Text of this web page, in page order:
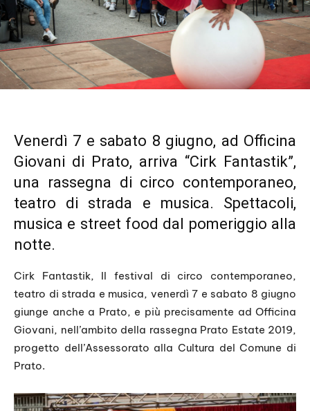
Venerdì 7 e sabato 8 giugno, ad Officina
Giovani di Prato, arriva “Cirk Fantastik”,
una rassegna di circo contemporaneo,
teatro di strada e musica. Spettacoli,
musica e street food dal pomeriggio alla
notte.
Cirk Fantastik, Il festival di circo contemporaneo,
teatro di strada e musica, venerdì 7 e sabato 8 giugno
giunge anche a Prato, e più precisamente ad Officina
Giovani, nell’ambito della rassegna Prato Estate 2019,
progetto dell’Assessorato alla Cultura del Comune di
Prato.